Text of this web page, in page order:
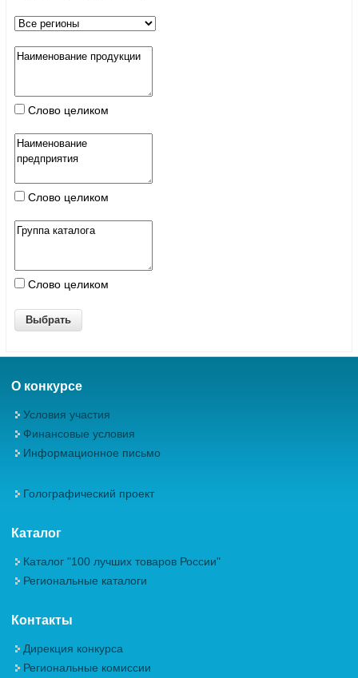
Слово целиком
Слово целиком
Слово целиком
О конкурсе
Условия участия
Финансовые условия
Информационное письмо
Голографический проект
Каталог
Каталог "100 лучших товаров России"
Региональные каталоги
Контакты
Дирекция конкурса
Региональные комиссии